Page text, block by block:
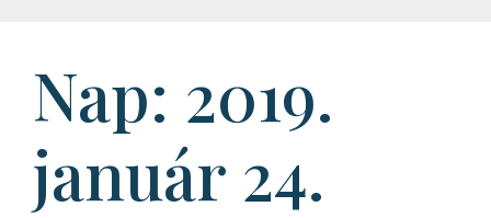
Nap: 2019.
január 24.